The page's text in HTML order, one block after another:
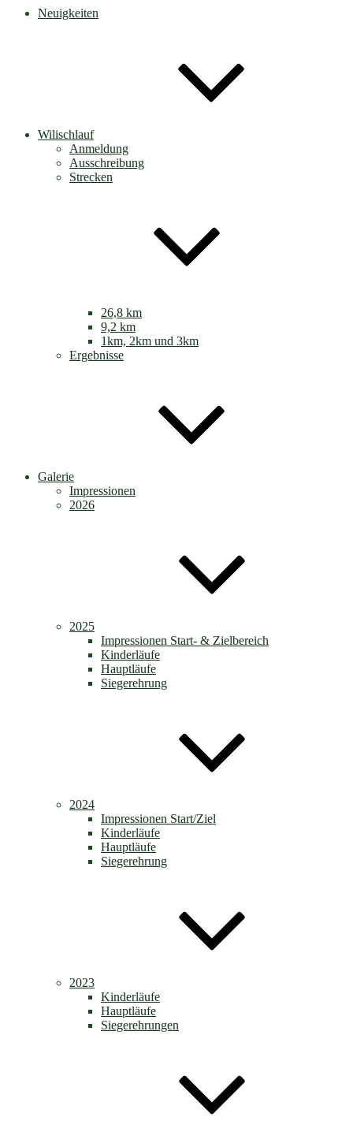
Neuigkeiten
Wilischlauf
Anmeldung
Ausschreibung
Strecken
26,8 km
9,2 km
1km, 2km und 3km
Ergebnisse
Galerie
Impressionen
2026
2025
Impressionen Start- & Zielbereich
Kinderläufe
Hauptläufe
Siegerehrung
2024
Impressionen Start/Ziel
Kinderläufe
Hauptläufe
Siegerehrung
2023
Kinderläufe
Hauptläufe
Siegerehrungen